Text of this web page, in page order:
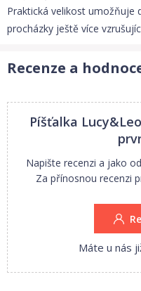
Praktická velikost umožňuje
procházky ještě více
Recenze a
Píšťalka
Napište recenzi a jako
Za přínosnou recenzi
Máte u nás